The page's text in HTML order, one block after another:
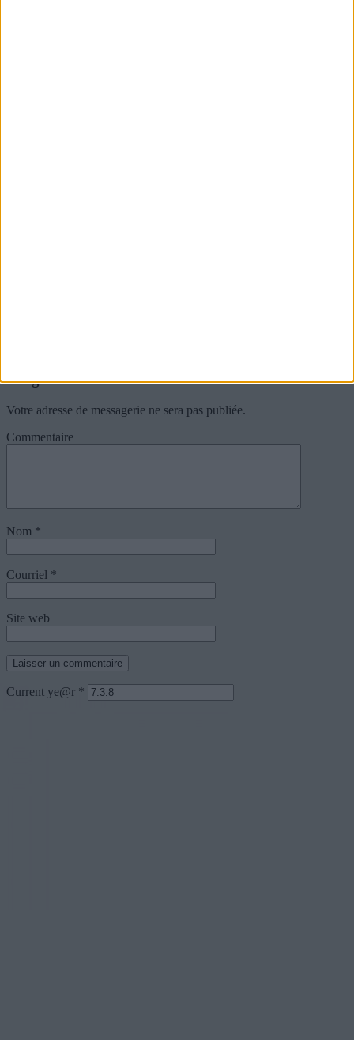
Réagissez à cet article
Votre adresse de messagerie ne sera pas publiée.
Commentaire
Nom *
Courriel *
Site web
Current ye@r *